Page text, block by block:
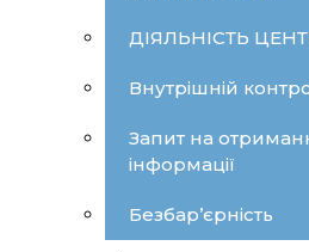
ДІЯЛЬНІСТЬ
Внутрішній
Запит на
інформації
Безбар’єрність